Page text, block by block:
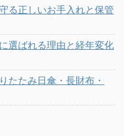
る正しいお手入れと保管
選ばれる理由と経年変化
たたみ日傘・長財布・